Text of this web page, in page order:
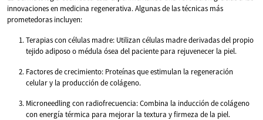
innovaciones en medicina regenerativa. Algunas de las técnicas más
prometedoras incluyen:
Terapias con células madre: Utilizan células madre derivadas del propio
tejido adiposo o médula ósea del paciente para rejuvenecer la piel.
Factores de crecimiento: Proteínas que estimulan la regeneración
celular y la producción de colágeno.
Microneedling con radiofrecuencia: Combina la inducción de colágeno
con energía térmica para mejorar la textura y firmeza de la piel.